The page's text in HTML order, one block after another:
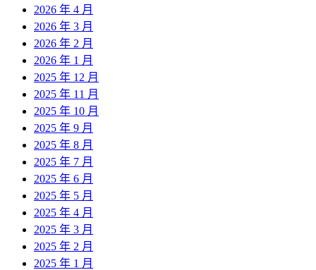
2026 年 4 月
2026 年 3 月
2026 年 2 月
2026 年 1 月
2025 年 12 月
2025 年 11 月
2025 年 10 月
2025 年 9 月
2025 年 8 月
2025 年 7 月
2025 年 6 月
2025 年 5 月
2025 年 4 月
2025 年 3 月
2025 年 2 月
2025 年 1 月